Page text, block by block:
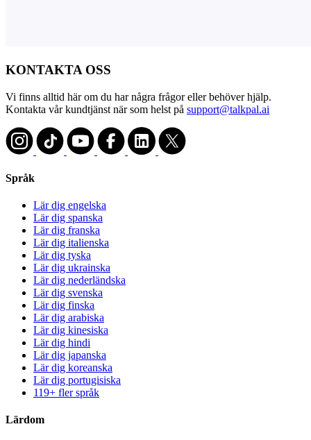
KONTAKTA OSS
Vi finns alltid här om du har några frågor eller behöver hjälp.
Kontakta vår kundtjänst när som helst på support@talkpal.ai
Språk
Lär dig engelska
Lär dig spanska
Lär dig franska
Lär dig italienska
Lär dig tyska
Lär dig ukrainska
Lär dig nederländska
Lär dig svenska
Lär dig finska
Lär dig arabiska
Lär dig kinesiska
Lär dig hindi
Lär dig japanska
Lär dig koreanska
Lär dig portugisiska
119+ fler språk
Lärdom